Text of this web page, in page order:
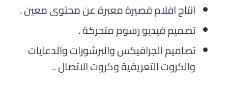
انتاج افلام قصيرة معبرة عن محتوى معين .
تصميم فيديو رسوم متحركة .
تصاميم الجرافيكس والبرشورات والدعايات
والكروت التعريفية وكروت الاتصال ..